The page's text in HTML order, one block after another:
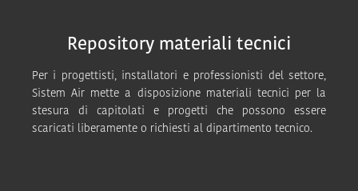
Repository materiali tecnici
Per i progettisti, installatori e professionisti del settore,
Sistem Air mette a disposizione materiali tecnici per la
stesura di capitolati e progetti che possono essere
scaricati liberamente o richiesti al dipartimento tecnico.